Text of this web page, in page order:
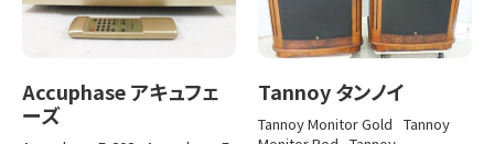
Accuphase アキュフェ
ーズ
Tannoy タンノイ
Tannoy Monitor Gold Tannoy